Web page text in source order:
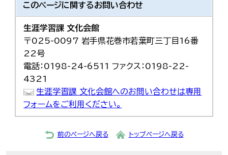
このページに関するお問い合わせ
生涯学習課 文化会館
〒025-0097 岩手県花巻市若葉町三丁目16番
22号
電話：0198-24-6511 ファクス：0198-22-
4321
生涯学習課 文化会館へのお問い合わせは専用
フォームをご利用ください。
前のページへ戻る トップページへ戻る